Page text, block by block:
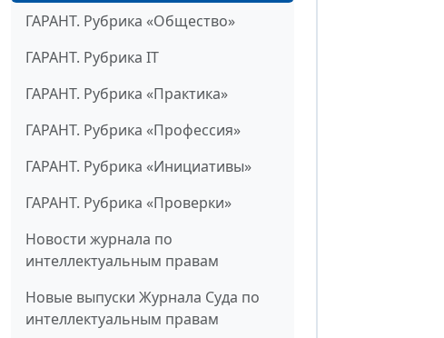
ГАРАНТ. Рубрика «Общество»
ГАРАНТ. Рубрика IT
ГАРАНТ. Рубрика «Практика»
ГАРАНТ. Рубрика «Профессия»
ГАРАНТ. Рубрика «Инициативы»
ГАРАНТ. Рубрика «Проверки»
Новости журнала по
интеллектуальным правам
Новые выпуски Журнала Суда по
интеллектуальным правам